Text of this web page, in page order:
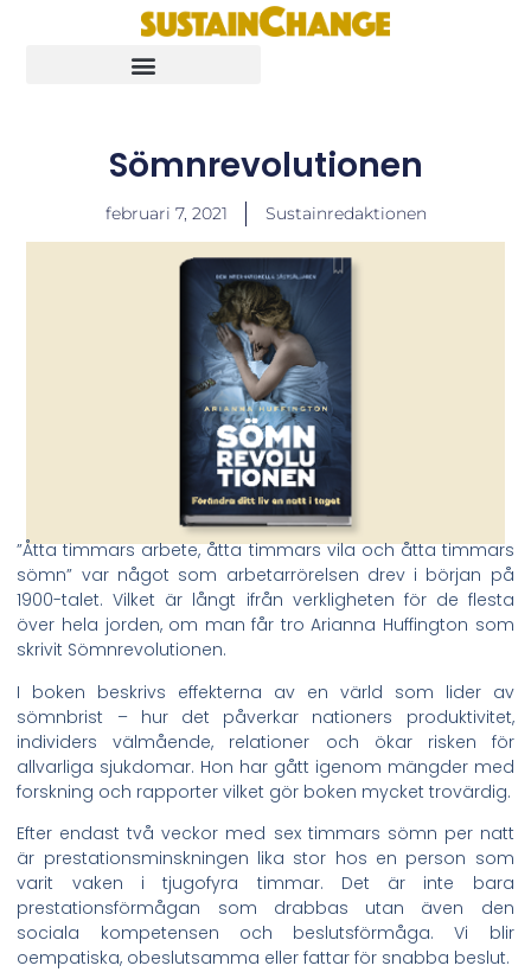
Sömnrevolutionen
februari 7, 2021 Sustainredaktionen
”Åtta timmars arbete, åtta timmars vila och åtta timmars
sömn” var något som arbetarrörelsen drev i början på
1900-talet. Vilket är långt ifrån verkligheten för de flesta
över hela jorden, om man får tro Arianna Huffington som
skrivit Sömnrevolutionen.
I boken beskrivs effekterna av en värld som lider av
sömnbrist – hur det påverkar nationers produktivitet,
individers välmående, relationer och ökar risken för
allvarliga sjukdomar. Hon har gått igenom mängder med
forskning och rapporter vilket gör boken mycket trovärdig.
Efter endast två veckor med sex timmars sömn per natt
är prestationsminskningen lika stor hos en person som
varit vaken i tjugofyra timmar. Det är inte bara
prestationsförmågan som drabbas utan även den
sociala kompetensen och beslutsförmåga. Vi blir
oempatiska, obeslutsamma eller fattar för snabba beslut.